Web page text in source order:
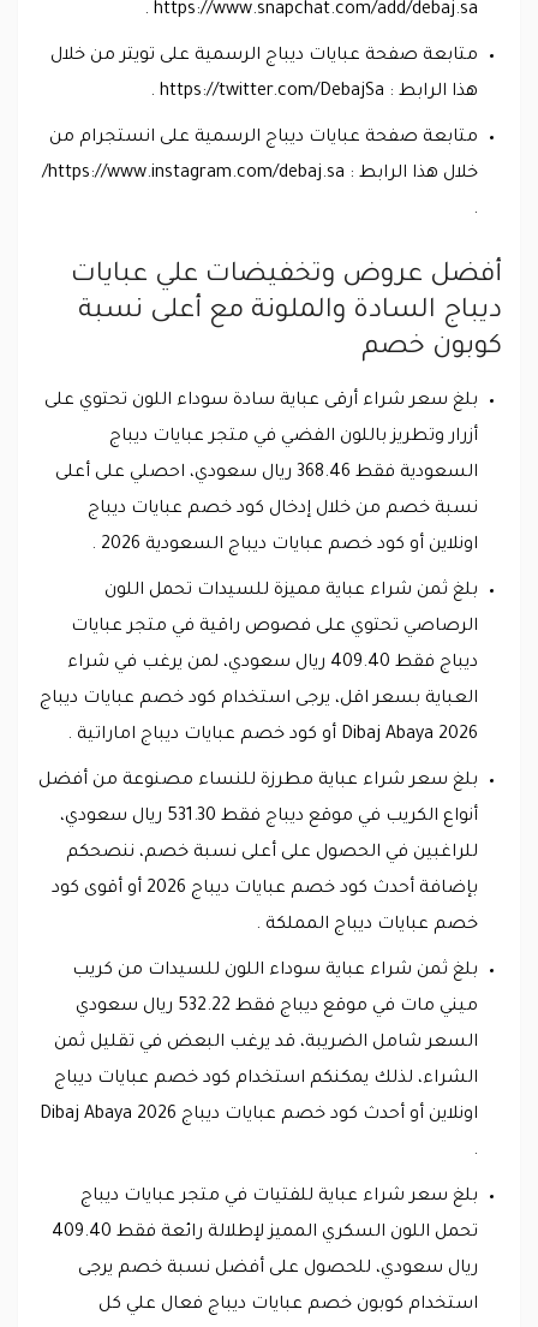
https://www.snapchat.com/add/debaj.sa .
متابعة صفحة عبايات ديباج الرسمية على تويتر من خلال
هذا الرابط : https://twitter.com/DebajSa .
متابعة صفحة عبايات ديباج الرسمية على انستجرام من
خلال هذا الرابط : https://www.instagram.com/debaj.sa/
.
أفضل عروض وتخفيضات علي عبايات
ديباج السادة والملونة مع أعلى نسبة
كوبون خصم
بلغ سعر شراء أرقى عباية سادة سوداء اللون تحتوي على
أزرار وتطريز باللون الفضي في متجر عبايات ديباج
السعودية فقط 368.46 ريال سعودي، احصلي على أعلى
نسبة خصم من خلال إدخال كود خصم عبايات ديباج
اونلاين أو كود خصم عبايات ديباج السعودية 2026 .
بلغ ثمن شراء عباية مميزة للسيدات تحمل اللون
الرصاصي تحتوي على فصوص راقية في متجر عبايات
ديباج فقط 409.40 ريال سعودي، لمن يرغب في شراء
العباية بسعر اقل، يرجى استخدام كود خصم عبايات ديباج
Dibaj Abaya 2026 أو كود خصم عبايات ديباج اماراتية .
بلغ سعر شراء عباية مطرزة للنساء مصنوعة من أفضل
أنواع الكريب في موقع ديباج فقط 531.30 ريال سعودي،
للراغبين في الحصول على أعلى نسبة خصم، ننصحكم
بإضافة أحدث كود خصم عبايات ديباج 2026 أو أقوى كود
خصم عبايات ديباج المملكة .
بلغ ثمن شراء عباية سوداء اللون للسيدات من كريب
ميني مات في موقع ديباج فقط 532.22 ريال سعودي
السعر شامل الضريبة، قد يرغب البعض في تقليل ثمن
الشراء، لذلك يمكنكم استخدام كود خصم عبايات ديباج
اونلاين أو أحدث كود خصم عبايات ديباج Dibaj Abaya 2026
.
بلغ سعر شراء عباية للفتيات في متجر عبايات ديباج
تحمل اللون السكري المميز لإطلالة رائعة فقط 409.40
ريال سعودي، للحصول على أفضل نسبة خصم يرجى
استخدام كوبون خصم عبايات ديباج فعال علي كل